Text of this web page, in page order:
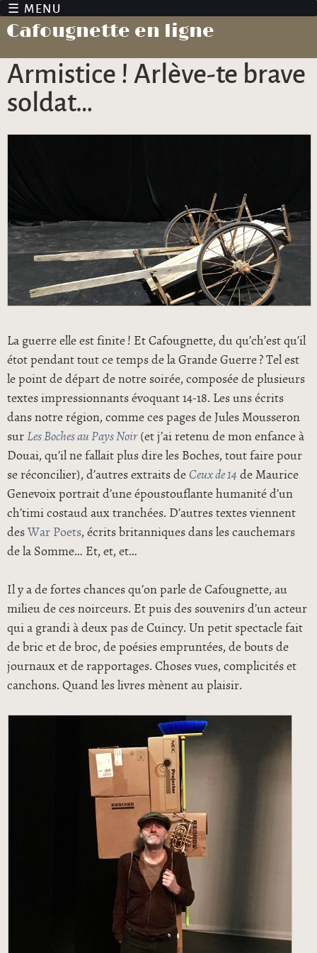
Cafougnette en ligne
Armistice ! Arlève-te brave
soldat…
La guerre elle est finite ! Et Cafougnette, du qu’ch’est qu’il
étot pendant tout ce temps de la Grande Guerre ? Tel est
le point de départ de notre soirée, composée de plusieurs
textes impressionnants évoquant 14-18. Les uns écrits
dans notre région, comme ces pages de Jules Mousseron
sur Les Boches au Pays Noir(et j’ai retenu de mon enfance à
Douai, qu’il ne fallait plus dire les Boches, tout faire pour
se réconcilier), d’autres extraits de Ceux de 14 de Maurice
Genevoix portrait d’une époustouflante humanité d’un
ch’timi costaud aux tranchées. D’autres textes viennent
des War Poets, écrits britanniques dans les cauchemars
de la Somme… Et, et, et…
Il y a de fortes chances qu’on parle de Cafougnette, au
milieu de ces noirceurs. Et puis des souvenirs d’un acteur
qui a grandi à deux pas de Cuincy. Un petit spectacle fait
de bric et de broc, de poésies empruntées, de bouts de
journaux et de rapportages. Choses vues, complicités et
canchons. Quand les livres mènent au plaisir.